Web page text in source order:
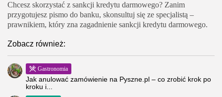
Chcesz skorzystać z sankcji kredytu darmowego? Zanim
przygotujesz pismo do banku, skonsultuj się ze specjalistą –
prawnikiem, który zna zagadnienie sankcji kredytu darmowego.
Zobacz również:
Gastronomia
Jak anulować zamówienie na Pyszne.pl – co zrobić krok po
kroku i...